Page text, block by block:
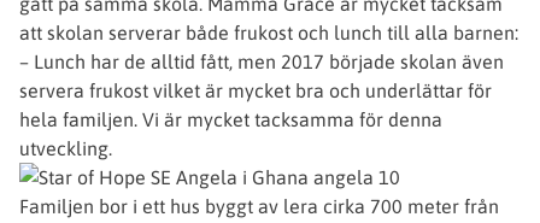
att skolan serverar både frukost och lunch till alla barnen:
– Lunch har de alltid fått, men 2017 började skolan även
servera frukost vilket är mycket bra och underlättar för
hela familjen. Vi är mycket tacksamma för denna
utveckling.
Familjen bor i ett hus byggt av lera cirka 700 meter från